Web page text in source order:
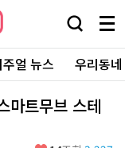
검
창
열
기
메
뉴
전
체
보
주얼 뉴스 우리동
마트무브 스테